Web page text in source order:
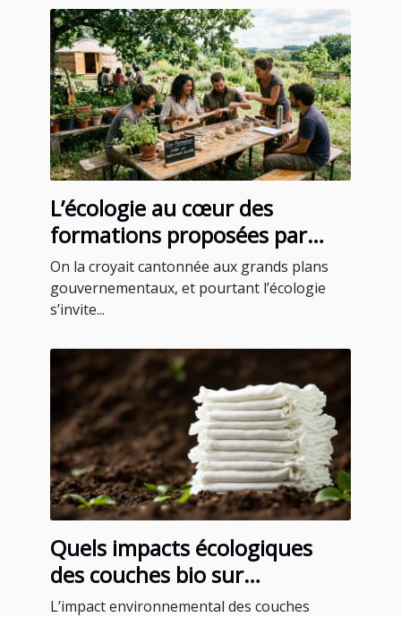
L’écologie au cœur des
formations proposées par
certains blogs instruments
On la croyait cantonnée aux grands plans
gouvernementaux, et pourtant l’écologie
s’invite...
Quels impacts écologiques
des couches bio sur
l'environnement ?
L’impact environnemental des couches